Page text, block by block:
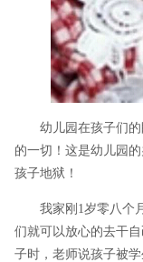
幼儿园在孩子们
的一切！这是幼儿园
孩子地狱！
我家刚1岁零八个
们就可以放心的去干
子时，老师说孩子被